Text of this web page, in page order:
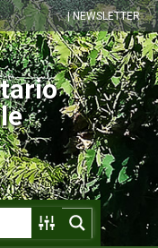
| NEWSLETTER